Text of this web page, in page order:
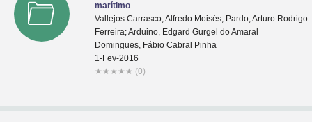
marítimo
Vallejos Carrasco, Alfredo Moisés; Pardo, Arturo Rodrigo
Ferreira; Arduino, Edgard Gurgel do Amaral
Domingues, Fábio Cabral Pinha
1-Fev-2016
★ ★ ★ ★ ★ (0)